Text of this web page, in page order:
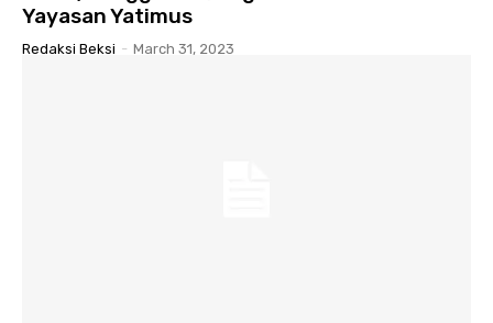
Yayasan Yatimus
Redaksi Beksi - March 31, 2023